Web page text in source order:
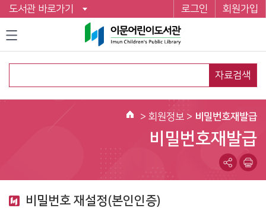
도서관 바로가기 로그인 회원가입
자료검색
홈
> 회원정보 > 비밀번호재발급
비밀번호재발급
비밀번호 재설정(본인인증)